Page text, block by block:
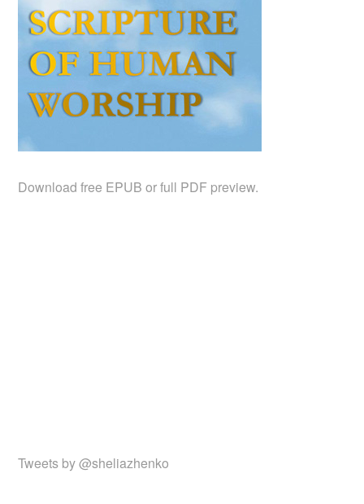
Download free EPUB or full PDF preview.
Tweets by @sheliazhenko